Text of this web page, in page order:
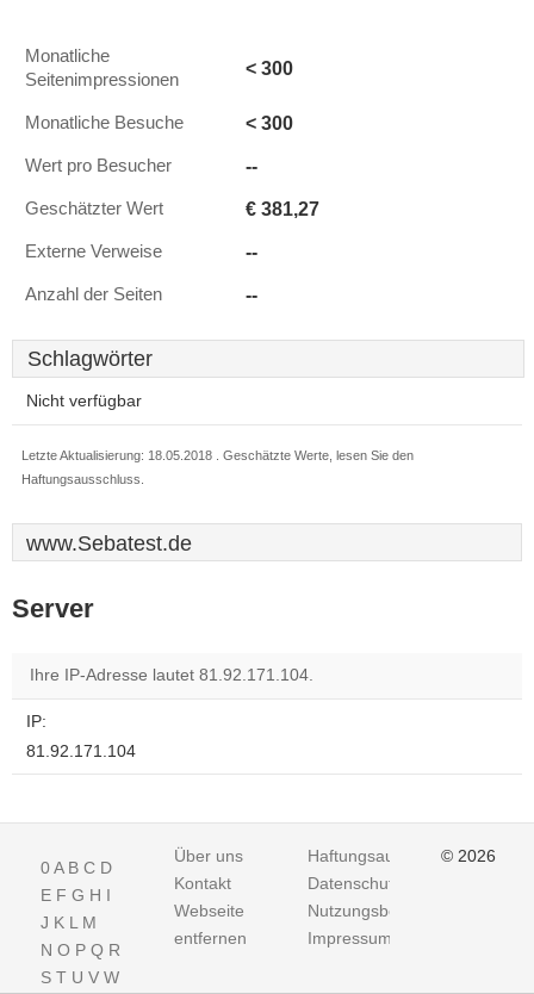
Monatliche
Seitenimpressionen
< 300
Monatliche Besuche < 300
Wert pro Besucher --
Geschätzter Wert € 381,27
Externe Verweise --
Anzahl der Seiten --
Schlagwörter
Nicht verfügbar
Letzte Aktualisierung: 18.05.2018 . Geschätzte Werte, lesen Sie den
Haftungsausschluss.
www.Sebatest.de
Server
Ihre IP-Adresse lautet 81.92.171.104.
IP:
81.92.171.104
0A B C D
E F G H I
J K L M
N O P Q R
S T U V W
Über uns
Kontakt
Webseite
entfernen
Haftungsausschluss
Datenschutz
Nutzungsbedingungen
Impressum
© 2026